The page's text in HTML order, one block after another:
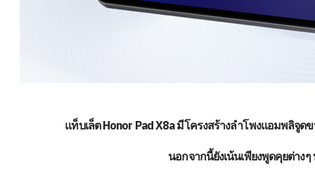
แท็บเล็ต Honor Pad X8a มีโครงสร้างลำโพงแอมพลิจูด
นอกจากนี้ยังเน้นเพียงพูดคุยต่าง